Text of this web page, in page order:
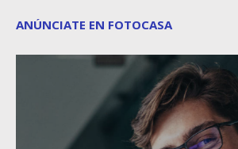
ANÚNCIATE EN FOTOCASA